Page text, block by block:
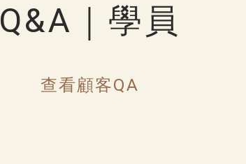
Q&A｜學員
查看顧客QA